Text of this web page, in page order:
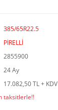
385/65R22.5
PİRELLİ
2855900
24 Ay
17.082,50 TL + KDV
taksitlerle!!